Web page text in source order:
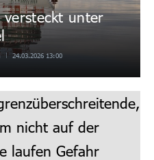
versteckt unter
24.03.2026 13:00
nicht auf der
laufen Gefahr